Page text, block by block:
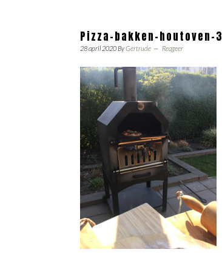
Pizza-bakken-houtoven-3
28 april 2020ByGertrude Reageer